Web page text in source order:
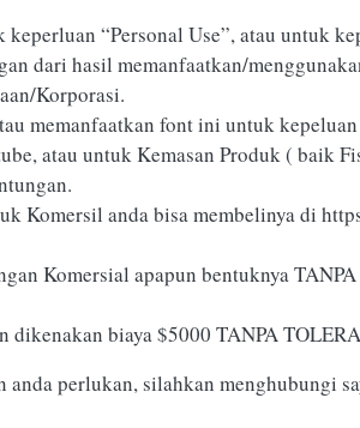
“Personal Use”, atau untuk
dari hasil memanfaatkan/
Korporasi.
memanfaatkan font ini untuk
atau untuk Kemasan Produk ( baik
Komersil anda bisa membelinya di
Komersial apapun bentuknya
dikenakan biaya $5000 TANPA
perlukan, silahkan menghubungi